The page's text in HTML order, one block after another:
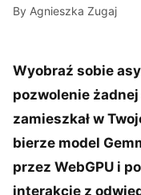
By Agnieszka Zugaj
Wyobraź sobie
pozwolenie
zamieszkał w
bierze model
przez WebGPU i
interakcje z